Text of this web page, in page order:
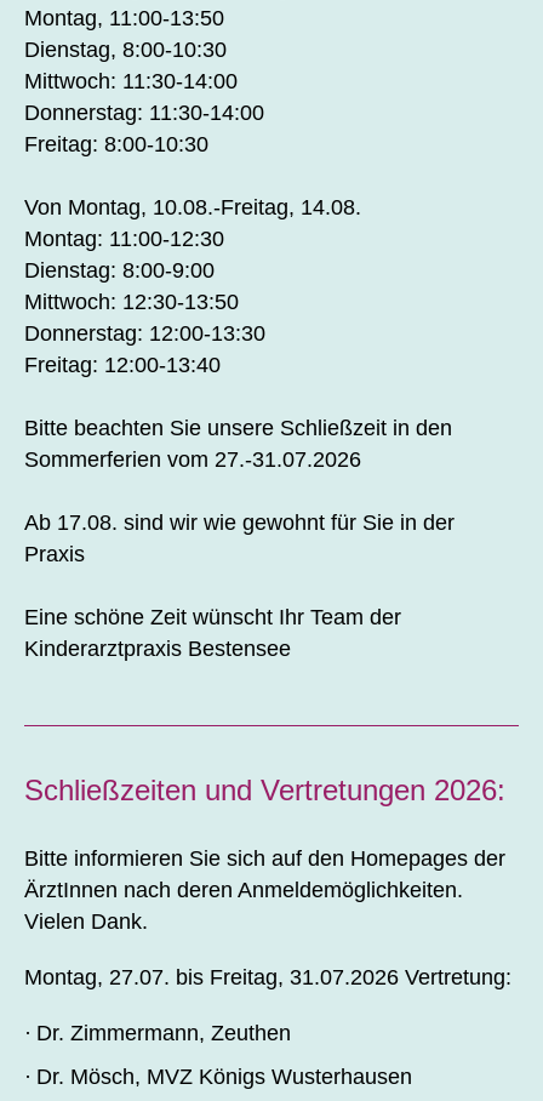
Montag, 11:00-13:50
Dienstag, 8:00-10:30
Mittwoch: 11:30-14:00
Donnerstag: 11:30-14:00
Freitag: 8:00-10:30
Von Montag, 10.08.-Freitag, 14.08.
Montag: 11:00-12:30
Dienstag: 8:00-9:00
Mittwoch: 12:30-13:50
Donnerstag: 12:00-13:30
Freitag: 12:00-13:40
Bitte beachten Sie unsere Schließzeit in den
Sommerferien vom 27.-31.07.2026
Ab 17.08. sind wir wie gewohnt für Sie in der
Praxis
Eine schöne Zeit wünscht Ihr Team der
Kinderarztpraxis Bestensee
Schließzeiten und Vertretungen 2026:
Bitte informieren Sie sich auf den Homepages der
ÄrztInnen nach deren Anmeldemöglichkeiten.
Vielen Dank.
Montag, 27.07. bis Freitag, 31.07.2026 Vertretung:
Dr. Zimmermann, Zeuthen
Dr. Mösch, MVZ Königs Wusterhausen